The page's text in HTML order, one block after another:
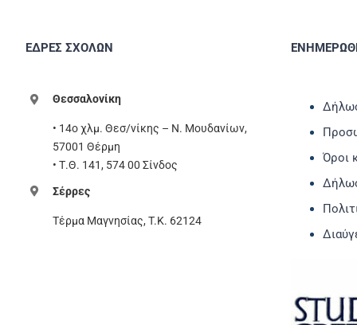
ΕΔΡΕΣ ΣΧΟΛΩΝ
Θεσσαλονίκη
• 14ο χλμ. Θεσ/νίκης – Ν. Μουδανίων,
57001 Θέρμη
• Τ.Θ. 141, 574 00 Σίνδος
Σέρρες
Τέρμα Μαγνησίας, T.K. 62124
Όροι